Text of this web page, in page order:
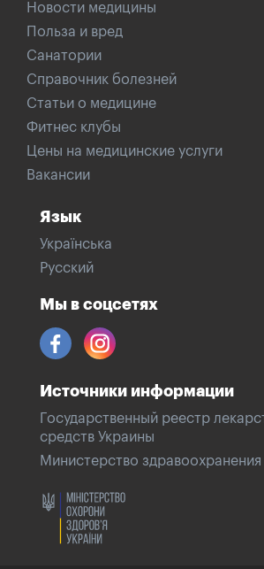
Новости медицины
Польза и вред
Санатории
Справочник болезней
Статьи о медицине
Фитнес клубы
Цены на медицинские услуги
Вакансии
Язык
Українська
Русский
Мы в соцсетях
Источники информации
Государственный реестр
средств Украины
Министерство